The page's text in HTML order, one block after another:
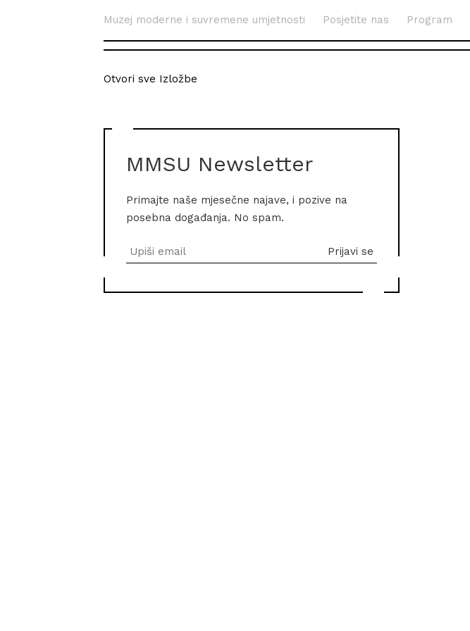
Muzej moderne i suvremene umjetnosti Posjetite nas Program
Otvori sve Izložbe
MMSU Newsletter
Primajte naše mjesečne najave, i pozive na
posebna događanja. No spam.